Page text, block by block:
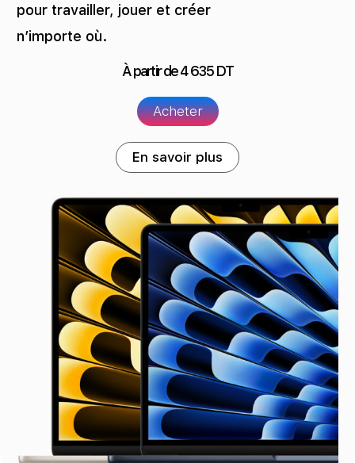
pour travailler, jouer et créer
n’importe où.
À partir de4 635DT
Acheter
En savoir plus